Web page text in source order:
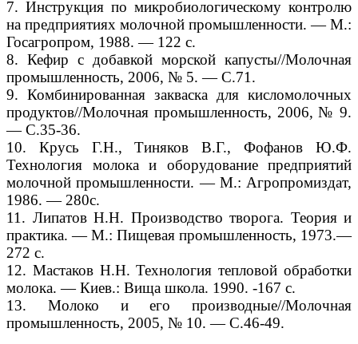
7. Инструкция по микробиологическому контролю
на предприятиях молочной промышленности. — М.:
Госагропром, 1988. — 122 с.
8. Кефир с добавкой морской капусты//Молочная
промышленность, 2006, № 5. — С.71.
9. Комбинированная закваска для кисломолочных
продуктов//Молочная промышленность, 2006, № 9.
— С.35-36.
10. Крусь Г.Н., Тиняков В.Г., Фофанов Ю.Ф.
Технология молока и оборудование предприятий
молочной промышленности. — М.: Агропромиздат,
1986. — 280с.
11. Липатов Н.Н. Производство творога. Теория и
практика. — М.: Пищевая промышленность, 1973.—
272 с.
12. Мастаков Н.Н. Технология тепловой обработки
молока. — Киев.: Вища школа. 1990. -167 с.
13. Молоко и его производные//Молочная
промышленность, 2005, № 10. — С.46-49.